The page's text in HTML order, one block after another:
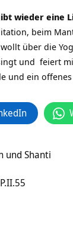
wieder eine
beim
über die
und feiert
und ein offenes
und Shanti